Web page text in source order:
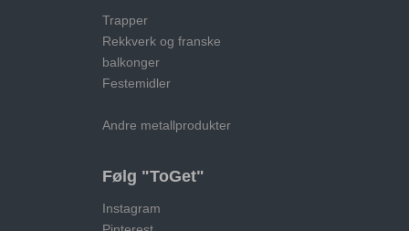
Trapper
Rekkverk og franske
balkonger
Festemidler
Andre metallprodukter
Følg "ToGet"
Instagram